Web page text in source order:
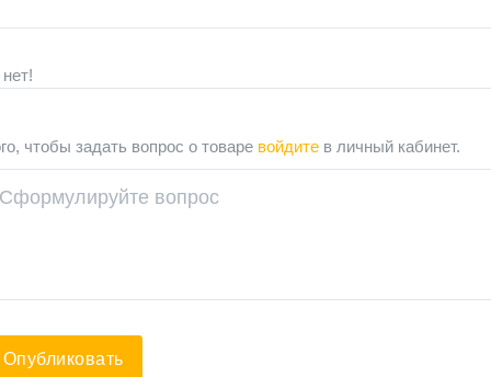
чтобы задать вопрос о товаре войдите в личный кабинет.
Опубликовать